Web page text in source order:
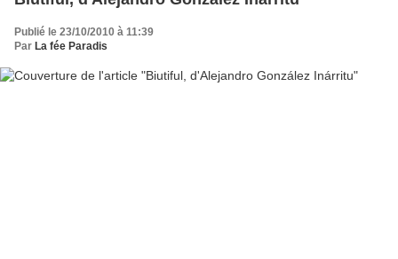
Publié le 23/10/2010 à 11:39
Par La fée Paradis